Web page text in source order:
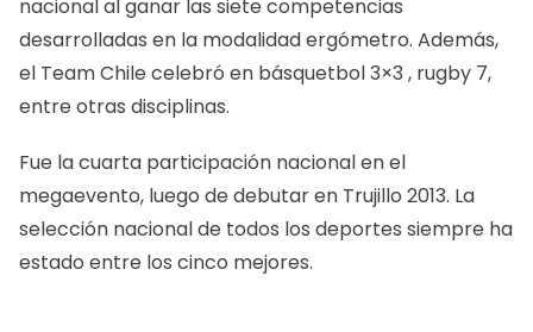
nacional al ganar las siete competencias
desarrolladas en la modalidad ergómetro. Además,
el Team Chile celebró en básquetbol 3×3 , rugby 7,
entre otras disciplinas.
Fue la cuarta participación nacional en el
megaevento, luego de debutar en Trujillo 2013. La
selección nacional de todos los deportes siempre ha
estado entre los cinco mejores.